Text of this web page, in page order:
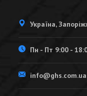
Україна,
Пн - Пт 9:00 -
info@ghs.com.ua